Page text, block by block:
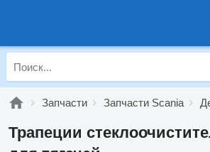
Запчасти Запчасти Scania
Трапеции